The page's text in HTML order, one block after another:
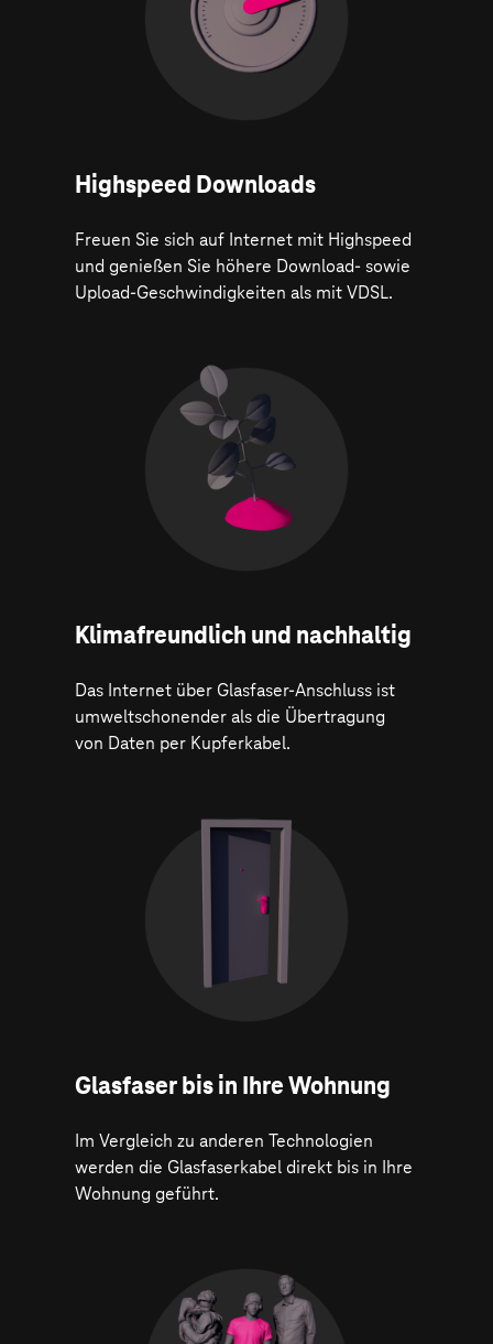
Highspeed Downloads
Freuen Sie sich auf Internet mit Highspeed
und genießen Sie höhere Download- sowie
Upload-Geschwindigkeiten als mit VDSL.
Klima­freundlich und nachhaltig
Das Internet über Glasfaser-Anschluss ist
umweltschonender als die Übertragung
von Daten per Kupferkabel.
Glasfaser bis in Ihre Wohnung
Im Vergleich zu anderen Technologien
werden die Glasfaserkabel direkt bis in Ihre
Wohnung geführt.